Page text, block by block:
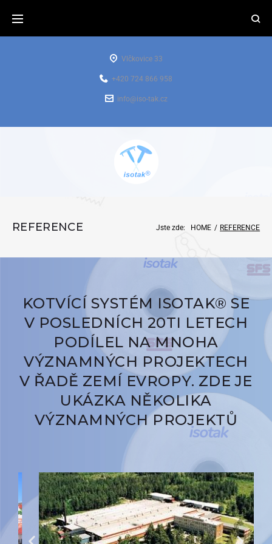
Vlčkovice 33
+420 724 866 958
info@iso-tak.cz
REFERENCE Jste zde: HOME / REFERENCE
KOTVÍCÍ SYSTÉM ISOTAK® SE
V POSLEDNÍCH 20TI LETECH
PODÍLEL NA MNOHA
VÝZNAMNÝCH PROJEKTECH
V ŘADĚ ZEMÍ EVROPY. ZDE JE
UKÁZKA NĚKOLIKA
VÝZNAMNÝCH PROJEKTŮ